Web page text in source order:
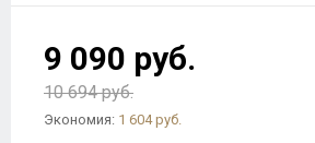
9 090 руб.
10 694 руб.
Экономия: 1 604 руб.